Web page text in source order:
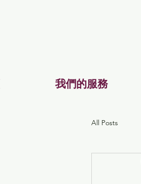
我們的服務
All Posts